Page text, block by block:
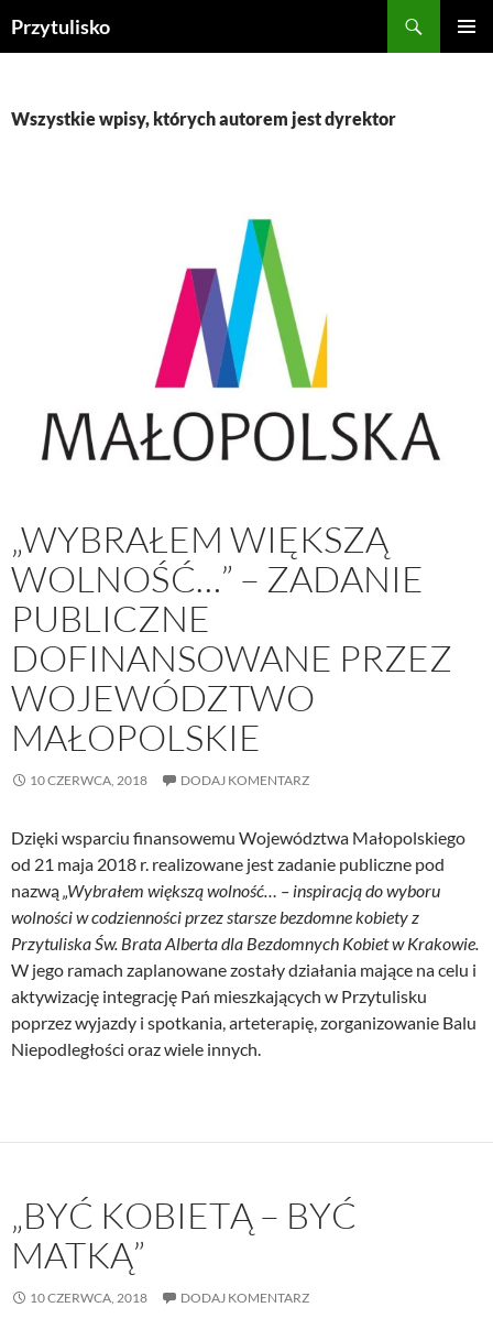
doPrzytulisko
Wszystkie wpisy, których autorem jest dyrektor
„WYBRAŁEM WIĘKSZĄ
WOLNOŚĆ…” – ZADANIE
PUBLICZNE
DOFINANSOWANE PRZEZ
WOJEWÓDZTWO
MAŁOPOLSKIE
10 CZERWCA, 2018 DODAJ KOMENTARZ
Dzięki wsparciu finansowemu Województwa Małopolskiego
od 21 maja 2018 r. realizowane jest zadanie publiczne pod
nazwą„Wybrałem większą wolność… – inspiracją do wyboru
wolności w codzienności przez starsze bezdomne kobiety z
Przytuliska Św. Brata Alberta dla Bezdomnych Kobiet w Krakowie.
W jego ramach zaplanowane zostały działania mające na celu i
aktywizację integrację Pań mieszkających w Przytulisku
poprzez wyjazdy i spotkania, arteterapię, zorganizowanie Balu
Niepodległości oraz wiele innych.
„BYĆ KOBIETĄ – BYĆ
MATKĄ”
10 CZERWCA, 2018 DODAJ KOMENTARZ